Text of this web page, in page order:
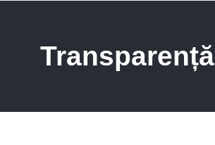
Transparență